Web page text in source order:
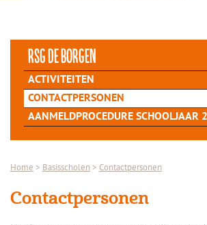
rsg de Borgen
ACTIVITEITEN
CONTACTPERSONEN
AANMELDPROCEDURE
Home > Basisscholen > Contactpersonen
Contactpersonen